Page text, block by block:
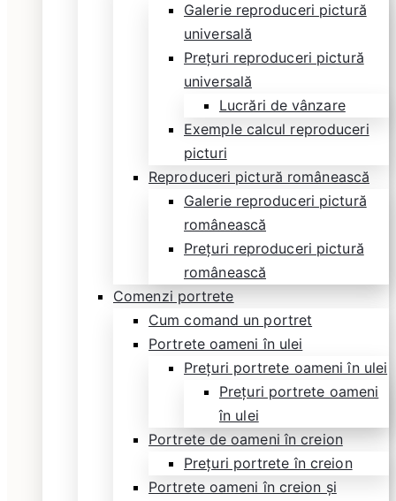
Galerie reproduceri pictură
universală
Prețuri reproduceri pictură
universală
Lucrări de vânzare
Exemple calcul reproduceri
picturi
Reproduceri pictură românească
Galerie reproduceri pictură
românească
Prețuri reproduceri pictură
românească
Comenzi portrete
Cum comand un portret
Portrete oameni în ulei
Prețuri portrete oameni în ulei
Prețuri portrete oameni
în ulei
Portrete de oameni în creion
Prețuri portrete în creion
Portrete oameni în creion și